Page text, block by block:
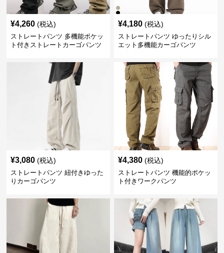
¥4,260 (税込)
ストレートパンツ 多機能ポケッ
ト付きストレートカーゴパンツ
¥4,180 (税込)
ストレートパンツ ゆったりシル
エット多機能カーゴパンツ
¥3,080 (税込)
ストレートパンツ 紐付きゆった
りカーゴパンツ
¥4,380 (税込)
ストレートパンツ 機能的ポケッ
ト付きワークパンツ